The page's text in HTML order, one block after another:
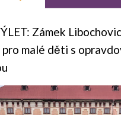
Zámek
malé děti s